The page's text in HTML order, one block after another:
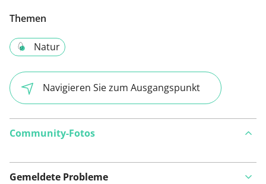
Themen
Natur
Navigieren Sie zum Ausgangspunkt
Community-Fotos
Gemeldete Probleme